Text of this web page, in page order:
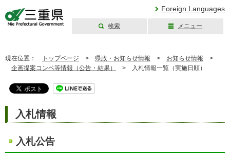
Foreign Languages
検索 メニュー
現在位置： トップページ > 県政・お知らせ情報 > お知らせ情報 >
企画提案コンペ等情報（公告・結果）
> 入札情報一覧（実施日順）
入札情報
入札公告